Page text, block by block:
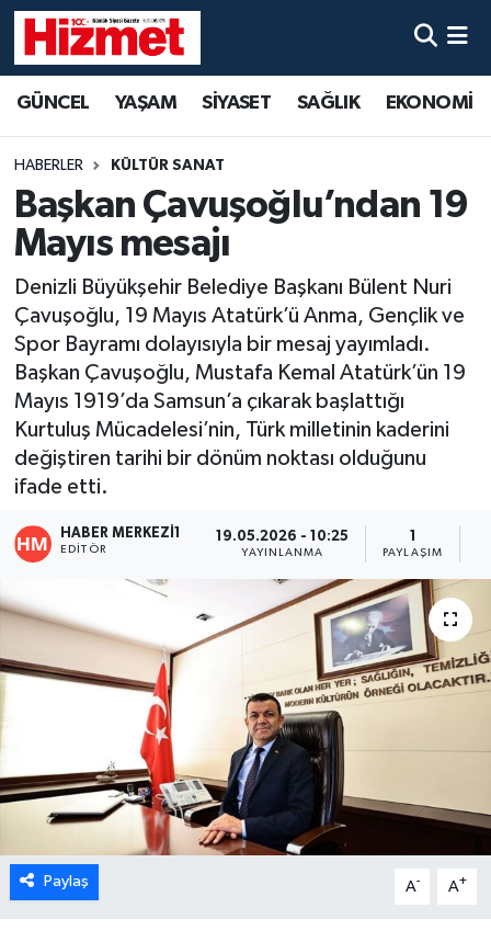
GÜNCEL YAŞAM SİYASET SAĞLIK EKONOMİ
HABERLER KÜLTÜR SANAT
Başkan Çavuşoğlu’ndan 19
Mayıs mesajı
Denizli Büyükşehir Belediye Başkanı Bülent Nuri
Çavuşoğlu, 19 Mayıs Atatürk’ü Anma, Gençlik ve
Spor Bayramı dolayısıyla bir mesaj yayımladı.
Başkan Çavuşoğlu, Mustafa Kemal Atatürk’ün 19
Mayıs 1919’da Samsun’a çıkarak başlattığı
Kurtuluş Mücadelesi’nin, Türk milletinin kaderini
değiştiren tarihi bir dönüm noktası olduğunu
ifade etti.
HABER MERKEZI1
EDITÖR
19.05.2026 - 10:25
YAYINLANMA
1
PAYLAŞIM
Paylaş A- A+
YAŞAM
SİYASET
SAĞLIK
EKONOMİ
KÜLTÜR SANAT
SPOR
MAGAZİN
ÖZEL HABER
RESMİ REKLAM
Denizli Hava Durumu
Denizli Trafik Yoğunluk Haritası
Süper Lig Puan Durumu ve Fikstür
Tüm Manşetler
Son Dakika Haberleri
Haber Arşivi